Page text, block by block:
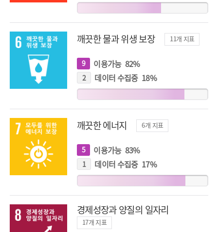
표
깨끗한 물과 위생 보장 11개 지표
9개
지
표
이용가능 82%
2개
지
표
데이터 수집중 18%
깨끗한 에너지 6개 지표
5개
지
이용가능 83%
1개
지
표
데이터 수집중 17%
경제성장과 양질의 일자리
17개 지표